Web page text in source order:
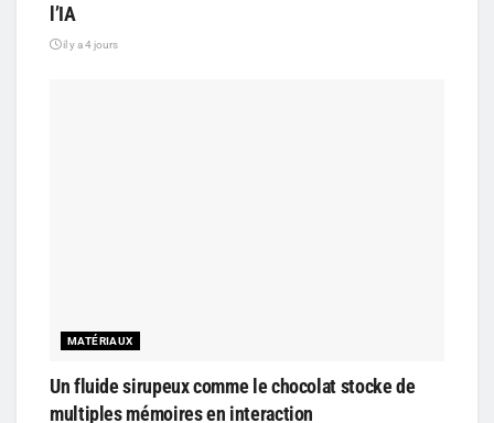
l’IA
il y a 4 jours
MATÉRIAUX
Un fluide sirupeux comme le chocolat stocke de
multiples mémoires en interaction